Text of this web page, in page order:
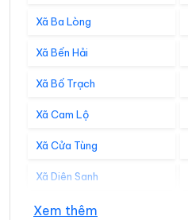
Xã Ba Lòng
Xã Bến Hải
Xã Bố Trạch
Xã Cam Lộ
Xã Cửa Tùng
Xã Diên Sanh
Xã Đông Trạch
Xem thêm